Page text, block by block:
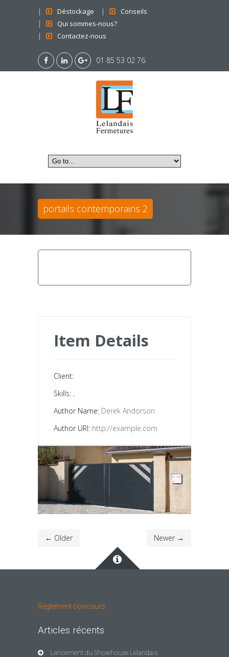
Déstockage
Conseils
Qui sommes-nous?
Contactez-nous
01 85 53 02 76
portails contemporains 2
Item Details
Client:
Skills: ,
Author Name: Derek Andorson
Author URI: http://example.com
← Older Newer →
Réglement concours
Articles récents
Lancement du Showhouse Lelandais